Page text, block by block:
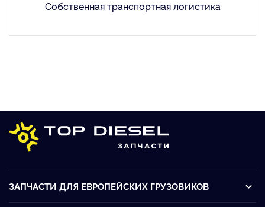
Собственная транспортная логистика
ЗАПЧАСТИ ДЛЯ ЕВРОПЕЙСКИХ ГРУЗОВИКОВ